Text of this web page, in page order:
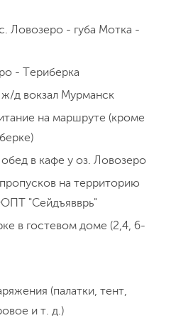
на озере. К вечеру
лагерь и идем в баньку,
вениками и окунаться в
речку. Ужин, посиделки у
Жаркая банька среди гор
Рисчорр (895
с ума от
пейзажей и чистого
рано-рано. Сегодня у нас
не для слабых духом.
к озеру Академическому
Южный Рисчорр (895 м). С
нам откроется
м
Ловозеро - губа Мотка -
- Териберка
ж/д вокзал Мурманск
на маршруте (кроме
в кафе у оз. Ловозеро
на территорию
"Сейдъявврь"
в гостевом доме (2,4, 6-
(палатки, тент,
и т. д.)